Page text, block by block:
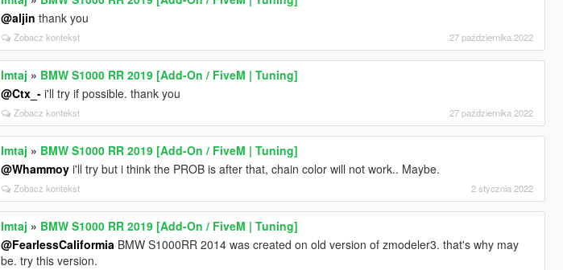
@aljin thank you
Zobacz kontekst 27 października 2022
Imtaj » BMW S1000 RR 2019 [Add-On / FiveM | Tuning]
@Ctx_- i'll try if possible. thank you
Zobacz kontekst 27 października 2022
Imtaj » BMW S1000 RR 2019 [Add-On / FiveM | Tuning]
@Whammoy i'll try but i think the PROB is after that, chain color will not work.. Maybe.
Zobacz kontekst 2 stycznia 2022
Imtaj » BMW S1000 RR 2019 [Add-On / FiveM | Tuning]
@FearlessCaliformia BMW S1000RR 2014 was created on old version of zmodeler3. that's why may
be. try this version.